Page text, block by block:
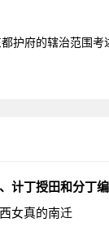
护府的辖治范围考
计丁授田和分丁
女真的南迁